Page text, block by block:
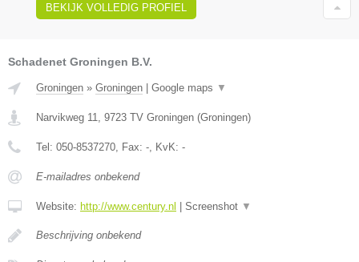
BEKIJK VOLLEDIG PROFIEL
Schadenet Groningen B.V.
Groningen » Groningen | Google maps ▼
Narvikweg 11 9723 TV Groningen (Groningen)
Tel: 050-8537270 , Fax: - , KvK: -
E-mailadres onbekend
Website: http://www.century.nl | Screenshot ▼
Beschrijving onbekend